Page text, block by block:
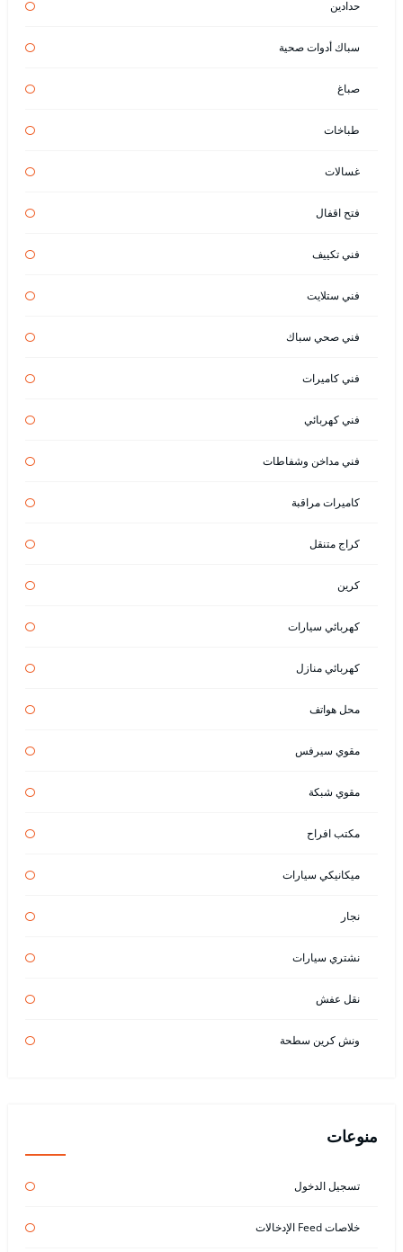
حدادين
سباك أدوات صحية
صباغ
طباخات
غسالات
فتح اقفال
فني تكييف
فني ستلايت
فني صحي سباك
فني كاميرات
فني كهربائي
فني مداخن وشفاطات
كاميرات مراقبة
كراج متنقل
كرين
كهربائي سيارات
كهربائي منازل
محل هواتف
مقوي سيرفس
مقوي شبكة
مكتب افراح
ميكانيكي سيارات
نجار
نشتري سيارات
نقل عفش
ونش كرين سطحة
منوعات
تسجيل الدخول
خلاصات Feed الإدخالات